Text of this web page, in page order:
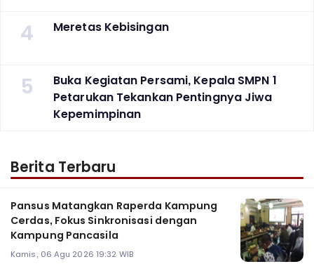
4 Meretas Kebisingan
5
Buka Kegiatan Persami, Kepala SMPN 1
Petarukan Tekankan Pentingnya Jiwa
Kepemimpinan
Berita Terbaru
Pansus Matangkan Raperda Kampung
Cerdas, Fokus Sinkronisasi dengan
Kampung Pancasila
Kamis, 06 Agu 2026 19:32 WIB